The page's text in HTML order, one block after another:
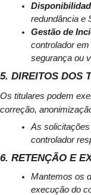
redundância e
Gestão de
controlador
segurança ou
5. DIREITOS DOS
Os titulares podem
correção,
As
controlador
6. RETENÇÃO E
Mantemos os
execução do